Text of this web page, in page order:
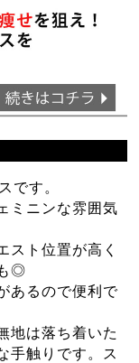
です。
ミニンな雰囲気
スト位置が高く
◎
あるので便利で
地は落ち着いた
手触りです。ス